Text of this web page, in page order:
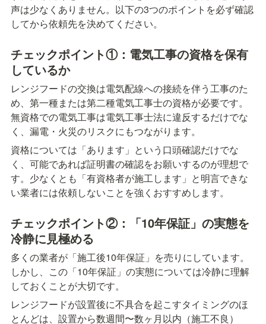
声は少なくありません。以下の3つのポイントを必ず確認
してから依頼先を決めてください。
チェックポイント①：電気工事の資格を保有
しているか
レンジフードの交換は電気配線への接続を伴う工事のた
め、第一種または第二種電気工事士の資格が必要です。
無資格での電気工事は電気工事士法に違反するだけでな
く、漏電・火災のリスクにもつながります。
資格については「あります」という口頭確認だけでな
く、可能であれば証明書の確認をお願いするのが理想で
す。少なくとも「有資格者が施工します」と明言できな
い業者には依頼しないことを強くおすすめします。
チェックポイント②：「10年保証」の実態を
冷静に見極める
多くの業者が「施工後10年保証」を売りにしています。
しかし、この「10年保証」の実態については冷静に理解
しておくことが大切です。
レンジフードが設置後に不具合を起こすタイミングのほ
とんどは、設置から数週間〜数ヶ月以内（施工不良）